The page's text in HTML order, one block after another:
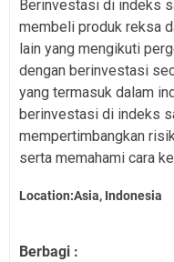
Berinvestasi di indeks
membeli produk reksa
lain yang mengikuti
dengan berinvestasi
yang termasuk dalam
berinvestasi di indeks
mempertimbangkan
serta memahami cara
Location:Asia, Indonesia
Berbagi :